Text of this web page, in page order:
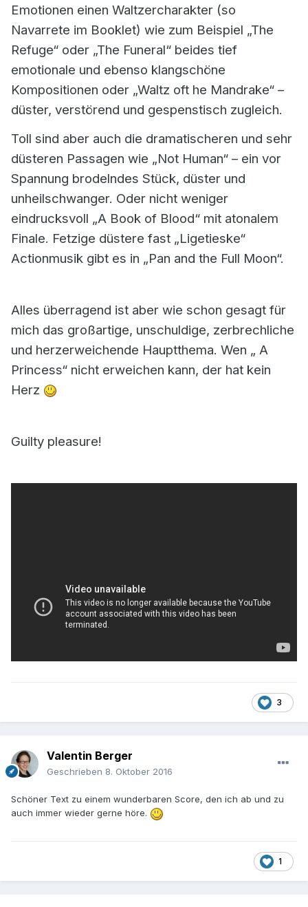
Emotionen einen Waltzercharakter (so
Navarrete im Booklet) wie zum Beispiel „The
Refuge“ oder „The Funeral“ beides tief
emotionale und ebenso klangschöne
Kompositionen oder „Waltz oft he Mandrake“ –
düster, verstörend und gespenstisch zugleich.
Toll sind aber auch die dramatischeren und sehr
düsteren Passagen wie „Not Human“ – ein vor
Spannung brodelndes Stück, düster und
unheilschwanger. Oder nicht weniger
eindrucksvoll „A Book of Blood“ mit atonalem
Finale. Fetzige düstere fast „Ligetieske“
Actionmusik gibt es in „Pan and the Full Moon“.
Alles überragend ist aber wie schon gesagt für
mich das großartige, unschuldige, zerbrechliche
und herzerweichende Hauptthema. Wen „ A
Princess“ nicht erweichen kann, der hat kein
Herz
Guilty pleasure!
3
Valentin Berger
Geschrieben 8. Oktober 2016
Schöner Text zu einem wunderbaren Score, den ich ab und zu
auch immer wieder gerne höre.
1